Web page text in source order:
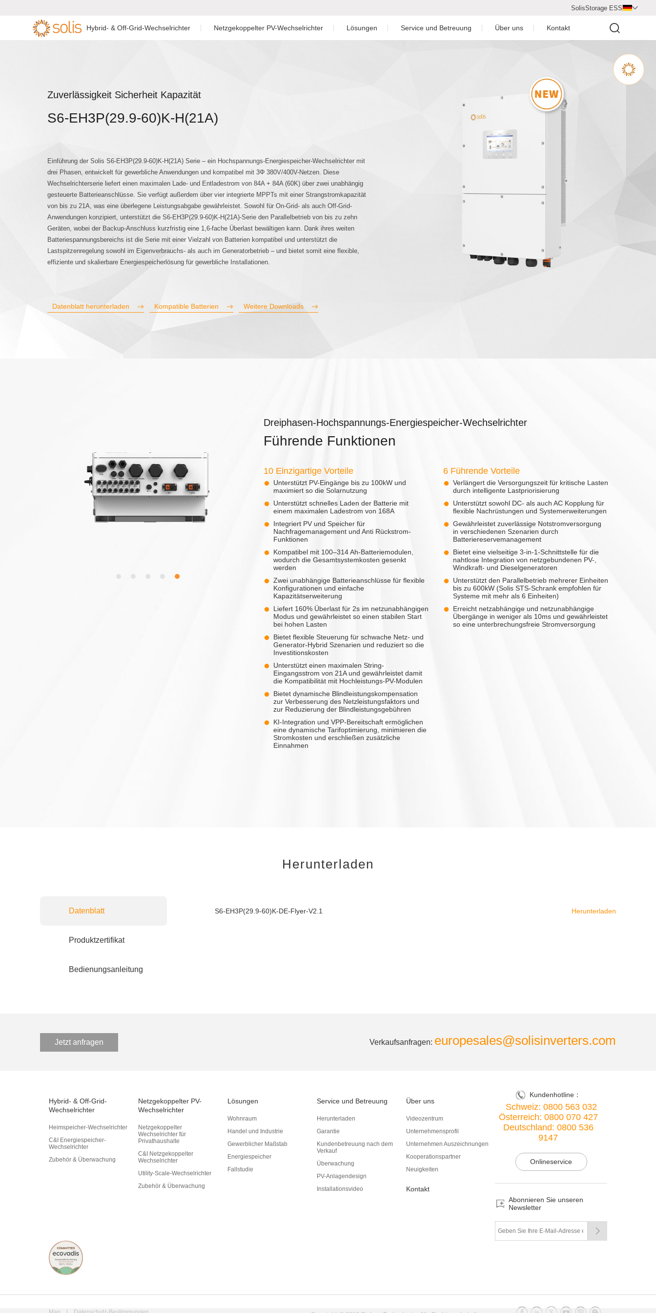
SolisStorage ESS

Hybrid- & Off-Grid-Wechselrichter
Wechselrichter
Zubehör & Überwachung
Wechselrichter
Hochspannung Dreiphasiger Hybrid-
AC-gekoppelter Dreiphasen-Wechselrichter
Netzgekoppelter PV-Wechselrichter
C&I Netzgekoppelter
Wechselrichter
Lösungen Service und Betreuung Über uns
Unternehmen Auszeichnungen
Kooperationspartner
Neuigkeiten
Kontakt
Zuverlässigkeit Sicherheit Kapazität
S6-EH3P(29.9-60)K-H(21A)
Einführung der Solis S6-EH3P(29.9-60)K-H(21A) Serie – ein Hochspannungs-Energiespeicher-Wechselrichter mit
drei Phasen, entwickelt für gewerbliche Anwendungen und kompatibel mit 3Φ 380V/400V-Netzen. Diese
Wechselrichterserie liefert einen maximalen Lade- und Entladestrom von 84A + 84A (60K) über zwei unabhängig
gesteuerte Batterieanschlüsse. Sie verfügt außerdem über vier integrierte MPPTs mit einer Strangstromkapazität
von bis zu 21A, was eine überlegene Leistungsabgabe gewährleistet. Sowohl für On-Grid- als auch Off-Grid-
Anwendungen konzipiert, unterstützt die S6-EH3P(29.9-60)K-H(21A)-Serie den Parallelbetrieb von bis zu zehn
Geräten, wobei der Backup-Anschluss kurzfristig eine 1,6-fache Überlast bewältigen kann. Dank ihres weiten
Batteriespannungsbereichs ist die Serie mit einer Vielzahl von Batterien kompatibel und unterstützt die
Lastspitzenregelung sowohl im Eigenverbrauchs- als auch im Generatorbetrieb – und bietet somit eine flexible,
effiziente und skalierbare Energiespeicherlösung für gewerbliche Installationen.
Datenblatt herunterladen Kompatible Batterien Weitere Downloads
Dreiphasen-Hochspannungs-Energiespeicher-Wechselrichter
Führende Funktionen
10 Einzigartige Vorteile
Unterstützt PV-Eingänge bis zu 100kW und
maximiert so die Solarnutzung
Unterstützt schnelles Laden der Batterie mit
einem maximalen Ladestrom von 168A
Integriert PV und Speicher für
Nachfragemanagement und Anti Rückstrom-
Funktionen
Kompatibel mit 100–314 Ah-Batteriemodulen,
wodurch die Gesamtsystemkosten gesenkt
werden
Zwei unabhängige Batterieanschlüsse für flexible
Konfigurationen und einfache
Kapazitätserweiterung
Liefert 160% Überlast für 2s im netzunabhängigen
Modus und gewährleistet so einen stabilen Start
bei hohen Lasten
Bietet flexible Steuerung für schwache Netz- und
Generator-Hybrid Szenarien und reduziert so die
Investitionskosten
Unterstützt einen maximalen String-
Eingangsstrom von 21A und gewährleistet damit
die Kompatibilität mit Hochleistungs-PV-Modulen
Bietet dynamische Blindleistungskompensation
zur Verbesserung des Netzleistungsfaktors und
zur Reduzierung der Blindleistungsgebühren
KI-Integration und VPP-Bereitschaft ermöglichen
eine dynamische Tarifoptimierung, minimieren die
Stromkosten und erschließen zusätzliche
Einnahmen
6 Führende Vorteile
Verlängert die Versorgungszeit für kritische Lasten
durch intelligente Lastpriorisierung
Unterstützt sowohl DC- als auch AC Kopplung für
flexible Nachrüstungen und Systemerweiterungen
Gewährleistet zuverlässige Notstromversorgung
in verschiedenen Szenarien durch
Batteriereservemanagement
Bietet eine vielseitige 3-in-1-Schnittstelle für die
nahtlose Integration von netzgebundenen PV-,
Windkraft- und Dieselgeneratoren
Unterstützt den Parallelbetrieb mehrerer Einheiten
bis zu 600kW (Solis STS-Schrank empfohlen für
Systeme mit mehr als 6 Einheiten)
Erreicht netzabhängige und netzunabhängige
Übergänge in weniger als 10ms und gewährleistet
so eine unterbrechungsfreie Stromversorgung
Herunterladen
Datenblatt
Produktzertifikat
Bedienungsanleitung
S6-EH3P(29.9-60)K-DE-Flyer-V2.1 Herunterladen
Jetzt anfragen Verkaufsanfragen: europesales@solisinverters.com
Hybrid- & Off-Grid-
Wechselrichter
Heimspeicher-Wechselrichter
C&I Energiespeicher-
Wechselrichter
Zubehör & Überwachung
Netzgekoppelter PV-
Wechselrichter
Netzgekoppelter
Wechselrichter für
Privathaushalte
C&I Netzgekoppelter
Wechselrichter
Utility-Scale-Wechselrichter
Zubehör & Überwachung
Lösungen
Wohnraum
Handel und Industrie
Gewerblicher Maßstab
Energiespeicher
Fallstudie
Service und Betreuung
Herunterladen
Garantie
Kundenbetreuung nach dem
Verkauf
Überwachung
PV-Anlagendesign
Installationsvideo
Über uns
Videozentrum
Unternehmensprofil
Unternehmen Auszeichnungen
Kooperationspartner
Neuigkeiten
Kontakt
Kundenhotline：
Schweiz: 0800 563 032
Österreich: 0800 070 427
Deutschland: 0800 536
9147
Onlineservice
Abonnieren Sie unseren
Newsletter
